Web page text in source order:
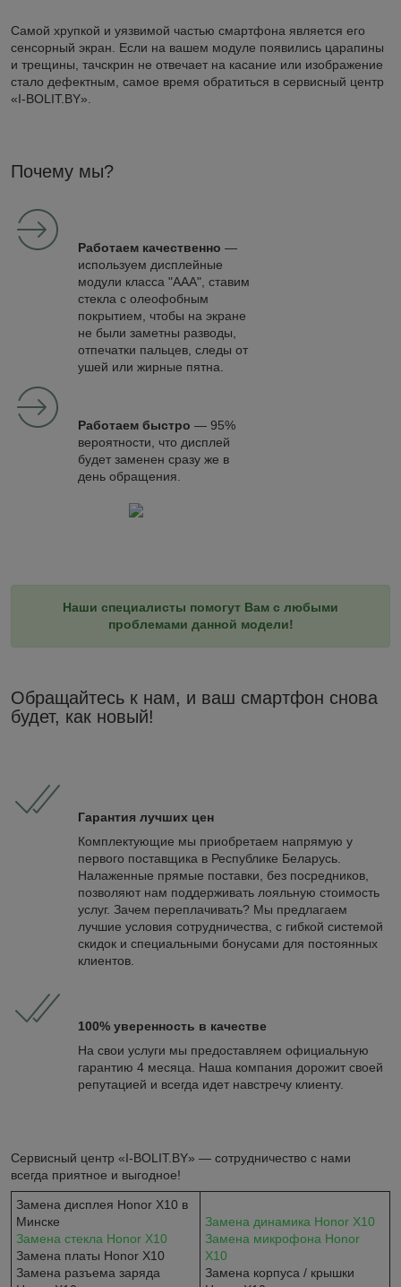
Самой хрупкой и уязвимой частью смартфона является его
сенсорный экран. Если на вашем модуле появились царапины
и трещины, тачскрин не отвечает на касание или изображение
стало дефектным, самое время обратиться в сервисный центр
«I-BOLIT.BY».
Почему мы?
Работаем качественно —
используем дисплейные
модули класса "ААА", ставим
стекла с олеофобным
покрытием, чтобы на экране
не были заметны разводы,
отпечатки пальцев, следы от
ушей или жирные пятна.
Работаем быстро — 95%
вероятности, что дисплей
будет заменен сразу же в
день обращения.
Наши специалисты помогут Вам с любыми
проблемами данной модели!
Обращайтесь к нам, и ваш смартфон снова
будет, как новый!
Гарантия лучших цен
Комплектующие мы приобретаем напрямую у
первого поставщика в Республике Беларусь.
Налаженные прямые поставки, без посредников,
позволяют нам поддерживать лояльную стоимость
услуг. Зачем переплачивать? Мы предлагаем
лучшие условия сотрудничества, с гибкой системой
скидок и специальными бонусами для постоянных
клиентов.
100% уверенность в качестве
На свои услуги мы предоставляем официальную
гарантию 4 месяца. Наша компания дорожит своей
репутацией и всегда идет навстречу клиенту.
Сервисный центр «I-BOLIT.BY» — сотрудничество с нами
всегда приятное и выгодное!
Замена дисплея Honor X10 в
Минске
Замена стекла Honor X10
Замена платы Honor X10
Замена разъема заряда
Замена динамика Honor X10
Замена микрофона Honor
X10
Замена корпуса / крышки